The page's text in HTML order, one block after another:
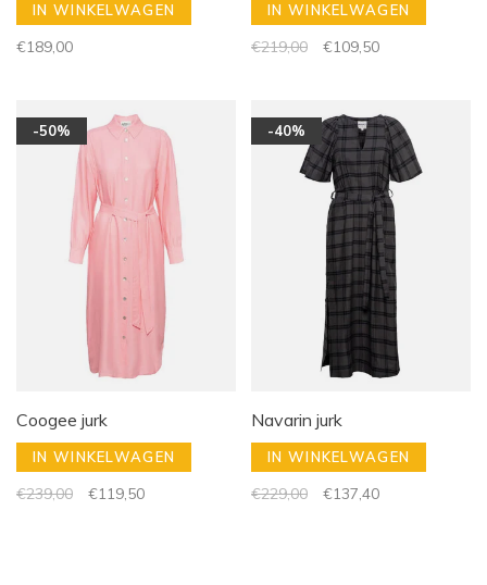
IN WINKELWAGEN
€189,00
IN WINKELWAGEN
€219,00 €109,50
-50%
Coogee jurk
IN WINKELWAGEN
€239,00 €119,50
-40%
Navarin jurk
IN WINKELWAGEN
€229,00 €137,40